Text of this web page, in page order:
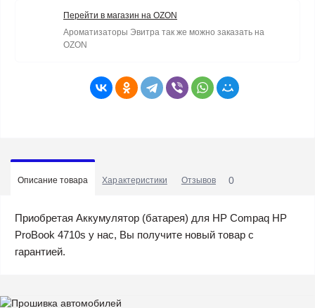
Перейти в магазин на OZON
Ароматизаторы Эвитра так же можно заказать на
OZON
Описание товара Характеристики Отзывов 0
Приобретая Аккумулятор (батарея) для HP Compaq HP
ProBook 4710s у нас, Вы получите новый товар с
гарантией.